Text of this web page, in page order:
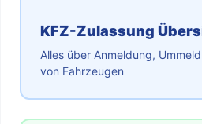
KFZ-Zulassung
Alles über Anmeldung,
von Fahrzeugen